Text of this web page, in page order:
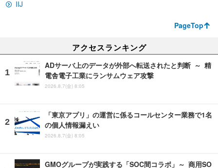
IIJ
PageTop
アクセスランキング
ADサーバ上のデータが外部へ転送されたと判断 ～ 精
電舎電子工業にランサムウェア攻撃
2026.8.7(金) 8:05
「東京アプリ」の運営に係るコールセンター業務で1名
の個人情報漏えい
2026.8.7(金) 8:05
GMOグループが実践する「SOC間コラボ」～ 商用SO